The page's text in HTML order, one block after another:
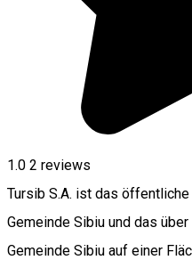
1.0 2 reviews
Tursib S.A. ist das
Gemeinde Sibiu und das
Gemeinde Sibiu auf einer